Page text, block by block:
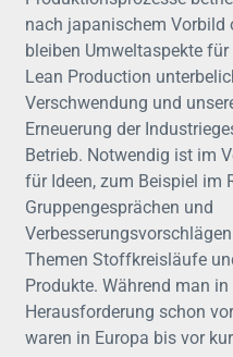
nach japanischem Vorbild
bleiben Umweltaspekte
Lean Production
Verschwendung und
Erneuerung der
Betrieb. Notwendig ist im
für Ideen, zum Beispiel im
Gruppengesprächen und
Themen Stoffkreisläufe
Produkte. Während man
Herausforderung schon
waren in Europa bis vor